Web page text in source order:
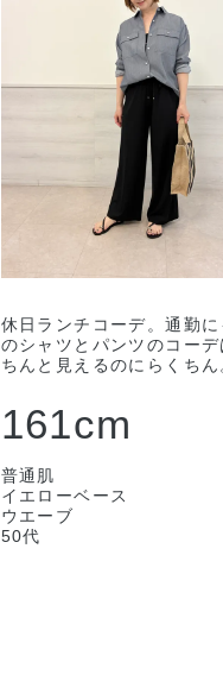
休日ランチコーデ。通勤
のシャツとパンツのコー
ちんと見えるのにらくち
イズ着用です。 小物は夏らしく
してみました。
161cm
普通肌
イエローベース
ウエーブ
50代